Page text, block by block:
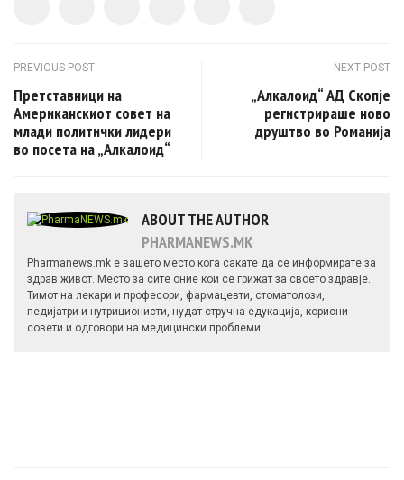
Post navigation
PREVIOUS POST
Претставници на
Американскиот совет на
млади политички лидери
во посета на „Алкалоид“
NEXT POST
„Алкалоид“ АД Скопје
регистрираше ново
друштво во Романија
ABOUT THE AUTHOR
PHARMANEWS.MK
Pharmanews.mk е вашето место кога сакате да се информирате за
здрав живот. Место за сите оние кои се грижат за своето здравје.
Тимот на лекари и професори, фармацевти, стоматолози,
педијатри и нутриционисти, нудат стручна едукација, корисни
совети и одговори на медицински проблеми.